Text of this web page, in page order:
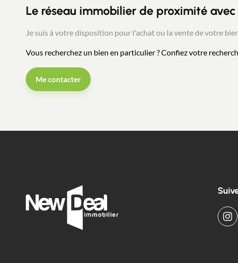
Le réseau immobilier de proximité
Je suis à votre disposition pour l'achat ou la vente de votre
Vous recherchez un bien en particulier ? Confiez votre
Me contacter